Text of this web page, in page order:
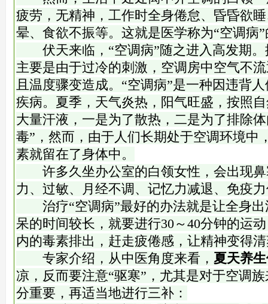
疲劳，无精神，工作时全身倦怠、昏昏欲
晕、食欲不振等。这就是医学称为“空调病
伏天来临，“空调病”随之进入高发期。
主要是由于过冷的刺激，空调房中空气不
且温度骤变造成。“空调病”是一种因违背
疾病。夏季，天气炎热，阳气旺盛，按照
大量汗液，一是为了散热，二是为了排除
毒”，然而，由于人们长期处于空调环境中
素就留在了身体中。
许多久坐办公室的白领女性，会出现鼻
力、过敏、月经不调、记忆力减退、免疫
治疗“空调病”最好的办法就是让全身出
呆的时间较长，就要进行30～40分钟的运
内的毒素排出，赶走疲倦感，让精神变得
专家介绍，从中医角度来看， 夏天养
凉，反而要注意“驱寒”，尤其是对于空调
分重要，再适当地进行三补：